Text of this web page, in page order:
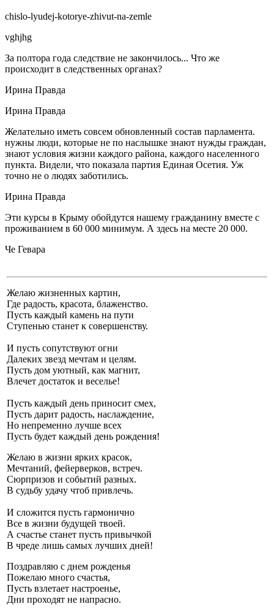
chislo-lyudej-kotorye-zhivut-na-zemle
vghjhg
За полтора года следствие не закончилось... Что же
происходит в следственных органах?
Ирина Правда
Ирина Правда
Желательно иметь совсем обновленный состав парламента.
нужны люди, которые не по наслышке знают нужды граждан,
знают условия жизни каждого района, каждого населенного
пункта. Видели, что показала партия Единая Осетия. Уж
точно не о людях заботились.
Ирина Правда
Эти курсы в Крыму обойдутся нашему гражданину вместе с
проживанием в 60 000 минимум. А здесь на месте 20 000.
Че Гевара
Желаю жизненных картин,
Где радость, красота, блаженство.
Пусть каждый камень на пути
Ступенью станет к совершенству.
И пусть сопутствуют огни
Далеких звезд мечтам и целям.
Пусть дом уютный, как магнит,
Влечет достаток и веселье!
Пусть каждый день приносит смех,
Пусть дарит радость, наслаждение,
Но непременно лучше всех
Пусть будет каждый день рождения!
Желаю в жизни ярких красок,
Мечтаний, фейерверков, встреч.
Сюрпризов и событий разных.
В судьбу удачу чтоб привлечь.
И сложится пусть гармонично
Все в жизни будущей твоей.
А счастье станет пусть привычкой
В чреде лишь самых лучших дней!
Поздравляю с днем рожденья
Пожелаю много счастья,
Пусть взлетает настроенье,
Дни проходят не напрасно.